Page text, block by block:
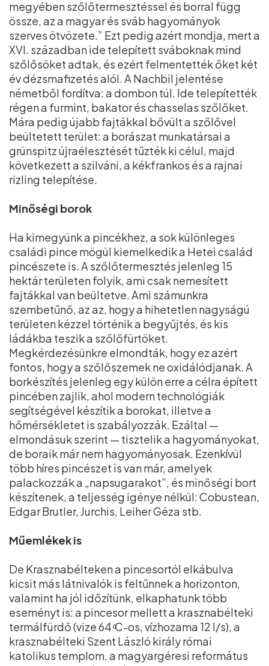
megyében szőlőtermesztéssel és borral függ
össze, az a magyar és sváb hagyományok
szerves ötvözete.” Ezt pedig azért mondja, mert a
XVI. században ide telepített sváboknak mind
szőlősöket adtak, és ezért felmentették őket két
év dézsmafizetés alól. A Nachbil jelentése
németből fordítva: a dombon túl. Ide telepítették
régen a furmint, bakator és chasselas szőlőket.
Mára pedig újabb fajtákkal bővült a szőlővel
beültetett terület: a borászat munkatársai a
grünspitz újraélesztését tűzték ki célul, majd
következett a szilváni, a kékfrankos és a rajnai
rizling telepítése.
Minőségi borok
Ha kimegyünk a pincékhez, a sok különleges
családi pince mögül kiemelkedik a Hetei család
pincészete is. A szőlőtermesztés jelenleg 15
hektár területen folyik, ami csak nemesített
fajtákkal van beültetve. Ami számunkra
szembetűnő, az az, hogy a hihetetlen nagyságú
területen kézzel történik a begyűjtés, és kis
ládákba teszik a szőlőfürtöket.
Megkérdezésünkre elmondták, hogy ez azért
fontos, hogy a szőlőszemek ne oxidálódjanak. A
borkészítés jelenleg egy külön erre a célra épített
pincében zajlik, ahol modern technológiák
segítségével készítik a borokat, illetve a
hőmérsékletet is szabályozzák. Ezáltal —
elmondásuk szerint — tisztelik a hagyományokat,
de boraik már nem hagyományosak. Ezenkívül
több híres pincészet is van már, amelyek
palackozzák a „napsugarakot”, és minőségi bort
készítenek, a teljesség igénye nélkül: Cobustean,
Edgar Brutler, Jurchis, Leiher Géza stb.
Műemlékek is
De Krasznabélteken a pincesortól elkábulva
kicsit más látnivalók is feltűnnek a horizonton,
valamint ha jól időzítünk, elkaphatunk több
eseményt is: a pincesor mellett a krasznabélteki
termálfürdő (vize 64 ͦC-os, vízhozama 12 l/s), a
krasznabélteki Szent László király római
katolikus templom, a magyargéresi református